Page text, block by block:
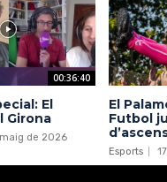
00:36:40
El
Girona
de 2026
El
Futbol
Esports